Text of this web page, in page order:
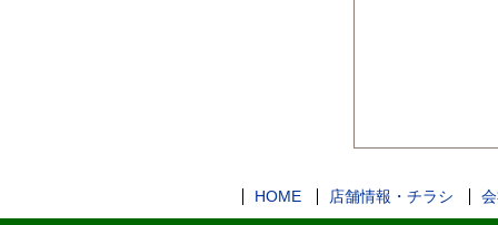
HOME 店舗情報・チラシ